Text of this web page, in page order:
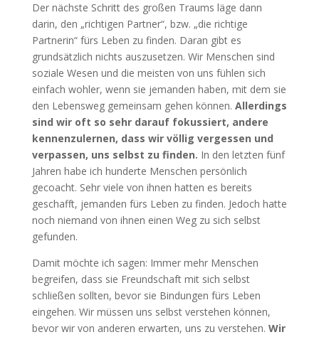
Der nächste Schritt des großen Traums läge dann
darin, den „richtigen Partner“, bzw. „die richtige
Partnerin“ fürs Leben zu finden. Daran gibt es
grundsätzlich nichts auszusetzen. Wir Menschen sind
soziale Wesen und die meisten von uns fühlen sich
einfach wohler, wenn sie jemanden haben, mit dem sie
den Lebensweg gemeinsam gehen können. Allerdings
sind wir oft so sehr darauf fokussiert, andere
kennenzulernen, dass wir völlig vergessen und
verpassen, uns selbst zu finden. In den letzten fünf
Jahren habe ich hunderte Menschen persönlich
gecoacht. Sehr viele von ihnen hatten es bereits
geschafft, jemanden fürs Leben zu finden. Jedoch hatte
noch niemand von ihnen einen Weg zu sich selbst
gefunden.
Damit möchte ich sagen: Immer mehr Menschen
begreifen, dass sie Freundschaft mit sich selbst
schließen sollten, bevor sie Bindungen fürs Leben
eingehen. Wir müssen uns selbst verstehen können,
bevor wir von anderen erwarten, uns zu verstehen. Wir